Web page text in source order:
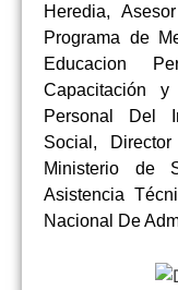
Heredia,
Programa de
Educacion
Capacitación
Personal Del
Social,
Ministerio de
Asistencia
Nacional De